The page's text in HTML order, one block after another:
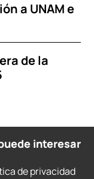
a UNAM e
de la
interesar
de privacidad